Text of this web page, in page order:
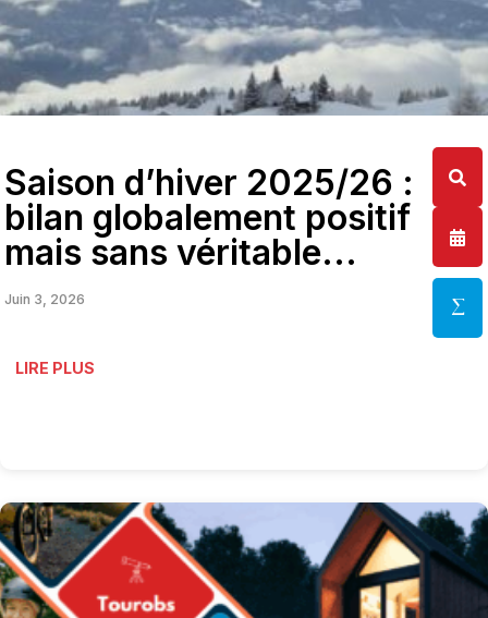
Saison d’hiver 2025/26 :
bilan globalement positif
mais sans véritable...
Juin 3, 2026
LIRE PLUS